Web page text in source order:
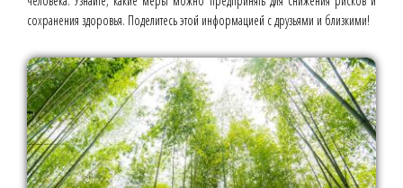
сохранения здоровья. Поделитесь этой информацией с друзьями и близкими!